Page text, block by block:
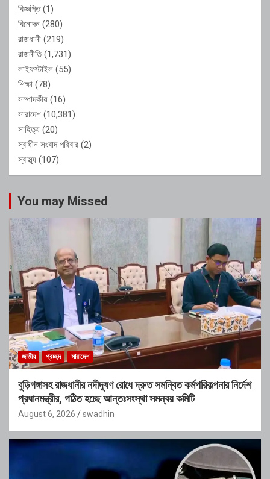
বিজ্ঞপ্তি(1)
বিনোদন (280)
রাজধানী (219)
রাজনীতি(1,731)
লাইফস্টাইল (55)
শিক্ষা (78)
সম্পাদকীয় (16)
সারাদেশ (10,381)
সাহিত্য (20)
স্বাধীন সংবাদ পরিবার (2)
স্বাস্থ্য (107)
You may Missed
জাতীয় প্রচ্ছদ সারাদেশ
বুড়িগঙ্গাসহ রাজধানীর নদীদূষণ রোধে দ্রুত সমন্বিত কর্মপরিকল্পনার নির্দেশ
প্রধানমন্ত্রীর, গঠিত হচ্ছে আন্তঃসংস্থা সমন্বয় কমিটি
August 6, 2026 swadhin